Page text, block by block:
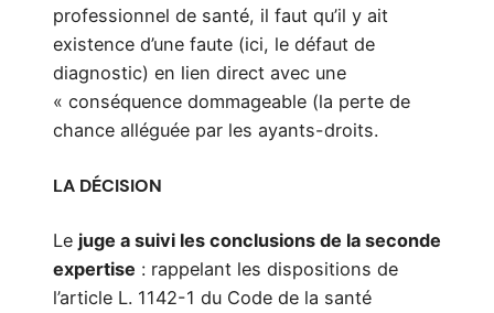
professionnel de santé, il faut qu’il y ait
existence d’une faute (ici, le défaut de
diagnostic) en lien direct avec une
« conséquence dommageable (la perte de
chance alléguée par les ayants-droits.
LA DÉCISION
Le juge a suivi les conclusions de la seconde
expertise : rappelant les dispositions de
l’article L. 1142-1 du Code de la santé